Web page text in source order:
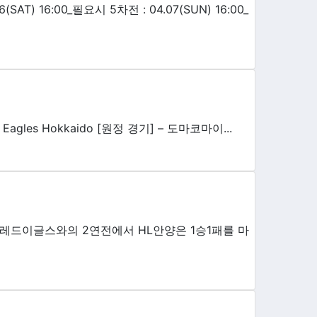
16:00_필요시 5차전 : 04.07(SUN) 16:00_
Hokkaido [원정 경기] – 도마코마이...
이글스와의 2연전에서 HL안양은 1승1패를 마